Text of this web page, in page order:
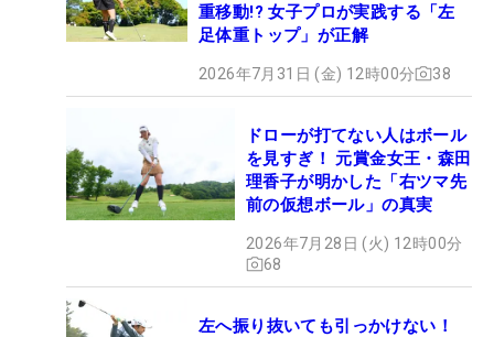
重移動!? 女子プロが実践する「左
足体重トップ」が正解
2026年7月31日 (金) 12時00分 38
ドローが打てない人はボール
を見すぎ！ 元賞金女王・森田
理香子が明かした「右ツマ先
前の仮想ボール」の真実
2026年7月28日 (火) 12時00分
68
左へ振り抜いても引っかけない！